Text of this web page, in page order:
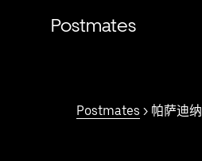
Postmates
Postmates > 帕萨迪纳